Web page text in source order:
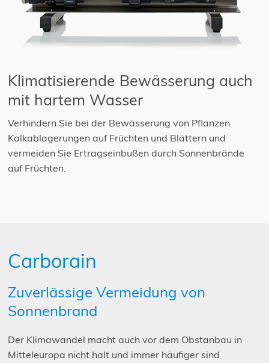
Klimatisierende Bewässerung auch
mit hartem Wasser
Verhindern Sie bei der Bewässerung von Pflanzen
Kalkablagerungen auf Früchten und Blättern und
vermeiden Sie Ertragseinbußen durch Sonnenbrände
auf Früchten.
Carborain
Zuverlässige Vermeidung von
Sonnenbrand
Der Klimawandel macht auch vor dem Obstanbau in
Mitteleuropa nicht halt und immer häufiger sind